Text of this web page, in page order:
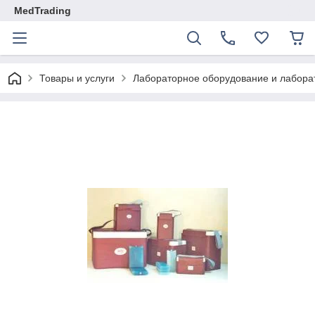
MedTrading
Товары и услуги Лабораторное оборудование и